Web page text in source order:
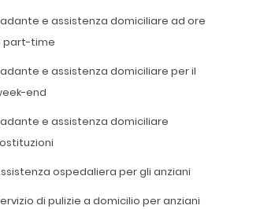
e assistenza domiciliare ad ore
part-time
e assistenza domiciliare per il
end
e assistenza domiciliare
ospedaliera per gli anziani
di pulizie a domicilio per anziani